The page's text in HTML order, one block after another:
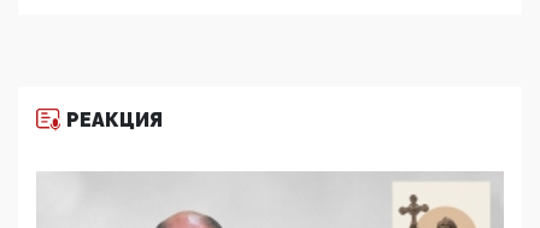
11:53, 09 Июня 2026
деятельность ИИТО ЮНЕСКО в России, но
цифроглобалисты продолжают определять
повестку в образовании
РЕАКЦИЯ